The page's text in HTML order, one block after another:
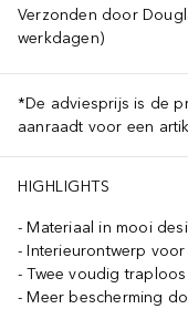
Verzonden door
werkdagen)
*De adviesprijs is de
aanraadt voor een
HIGHLIGHTS
Materiaal in mooi
Interieurontwerp
Twee voudig
Meer bescherming